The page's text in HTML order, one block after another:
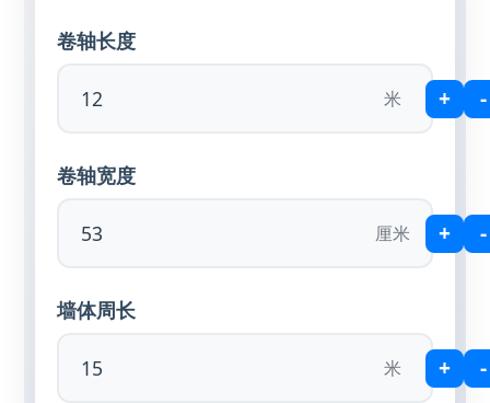
卷轴长度
米 + -
卷轴宽度
厘米 + -
墙体周长
米 + -